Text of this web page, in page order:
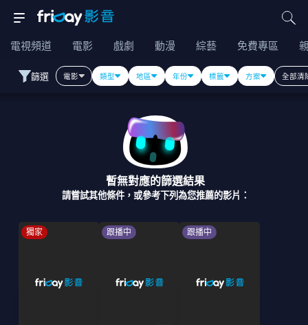
電視頻道 電影 戲劇 動漫 綜藝 免費專區
篩選 電影 類型 地區 年份 標籤 方案 全部清
暫無對應的篩選結果
請嘗試其他條件，或參考下列為您推薦的影片：
獨家 跟播中 跟播中